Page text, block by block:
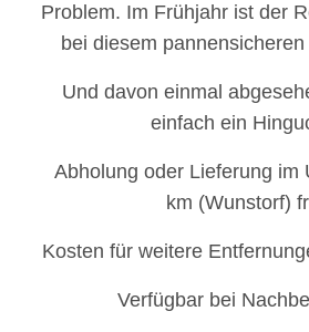
Problem. Im Frühjahr ist der
bei diesem
Und davon einmal
einfach ein
Abholung oder Lieferung im
km (Wunstorf)
Kosten für weitere
Verfügbar bei